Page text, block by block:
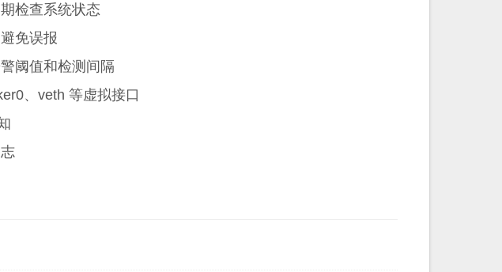
检查系统状态
免误报
阈值和检测间隔
、veth 等虚拟接口